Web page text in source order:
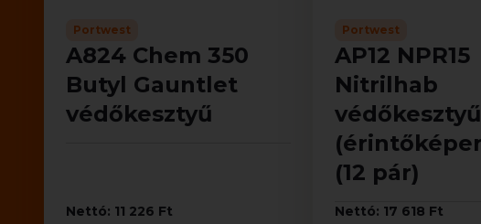
Portwest
A824 Chem 350
Butyl Gauntlet
védőkesztyű
Nettó: 11 226 Ft
Portwest
AP12 NPR15
Nitrilhab
védőkesztyű
(12 pár)
Nettó: 17 618 Ft